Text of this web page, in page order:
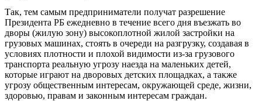
Так, тем самым предприниматели получат разрешение
Президента РБ ежедневно в течение всего дня въезжать во
дворы (жилую зону) высокоплотной жилой застройки на
грузовых машинах, стоять в очереди на разгрузку, создавая в
условиях плотности и плохой видимости из-за грузового
транспорта реальную угрозу наезда на маленьких детей,
которые играют на дворовых детских площадках, а также
угрозу общественным интересам, окружающей среде, жизни,
здоровью, правам и законным интересам граждан.